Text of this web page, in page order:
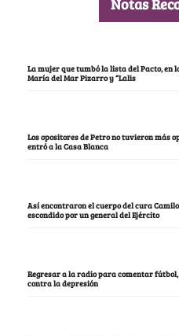
Notas
La mujer que tumbó la lista del Pacto, en
María del Mar Pizarro y “Lalis
Los opositores de Petro no tuvieron más
entró a la Casa Blanca
Así encontraron el cuerpo del cura
escondido por un general del Ejército
Regresar a la radio para comentar
contra la depresión